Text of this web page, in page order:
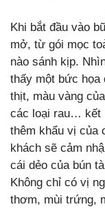
Khi bắt đầu vào
mở, từ gói mọc
nào sánh kịp.
thấy một bức họa
thịt, màu vàng
các loại rau… kết
thêm khẩu vị của
khách sẽ cảm
cái dẻo của bún
Không chỉ có vị
thơm, mùi trứng,